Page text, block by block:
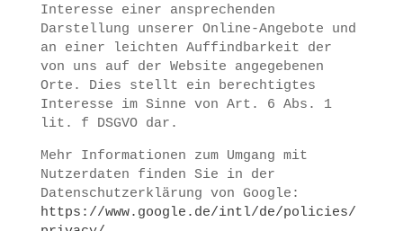
Interesse einer ansprechenden
Darstellung unserer Online-Angebote und
an einer leichten Auffindbarkeit der
von uns auf der Website angegebenen
Orte. Dies stellt ein berechtigtes
Interesse im Sinne von Art. 6 Abs. 1
lit. f DSGVO dar.
Mehr Informationen zum Umgang mit
Nutzerdaten finden Sie in der
Datenschutzerklärung von Google:
https://www.google.de/intl/de/policies/